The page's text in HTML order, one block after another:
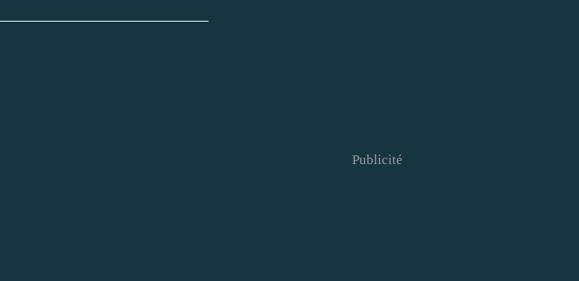
Publicité